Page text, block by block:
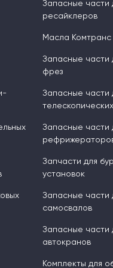
Запасные части
ресайклеров
Масла Комтранс
Запасные части
фрез
Запасные части
Запасные части
Запчасти для
установок
Запасные части
самосвалов
Запасные части
автокранов
Комплекты для